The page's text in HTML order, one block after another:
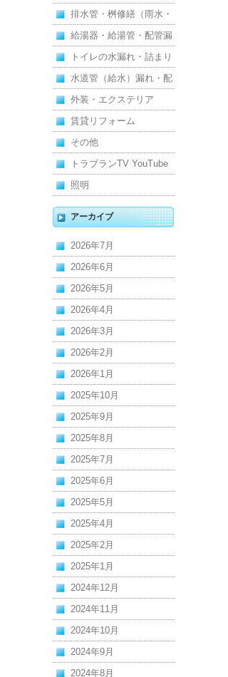
排水管・桝修繕（雨水・
汚水）
給湯器・給湯管・配管漏
れ
トイレの水漏れ・詰まり
水道管（給水）漏れ・配
管
外装・エクステリア
賃貸リフォーム
その他
トラブランTV YouTube
照明
アーカイブ
2026年7月
2026年6月
2026年5月
2026年4月
2026年3月
2026年2月
2026年1月
2025年10月
2025年9月
2025年8月
2025年7月
2025年6月
2025年5月
2025年4月
2025年2月
2025年1月
2024年12月
2024年11月
2024年10月
2024年9月
2024年8月